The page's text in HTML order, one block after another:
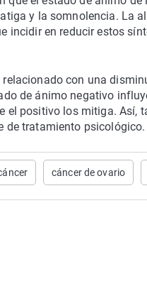
y la somnolencia. La
incidir en reducir estos
con una
de ánimo negativo
el positivo los mitiga.
de tratamiento psicológico.
cáncer de ovario